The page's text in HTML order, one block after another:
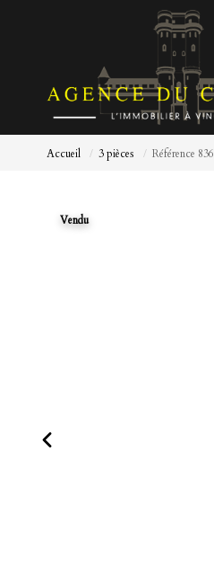
Accueil 3 pièces Référence 836
Vendu